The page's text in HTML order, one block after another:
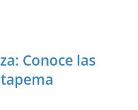
Conoce las